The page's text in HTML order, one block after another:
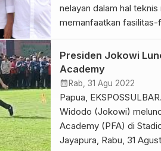
nelayan dalam hal
memanfaatkan fasilitas-
sangat penting. Hal
Presiden dalam
Kampung Nelayan
Binyeri, Kabupaten Biak
Presiden Jokowi
Academy
calendar_month Rab, 31 Agu 2022
Papua,
Widodo (Jokowi)
Academy (PFA) di
Jayapura, Rabu, 31